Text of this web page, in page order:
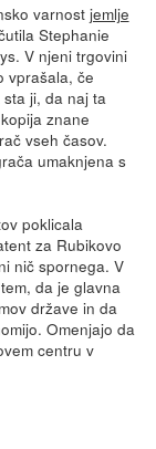
varnost jemlje
Stephanie
V njeni trgovini
vprašala, če
ji, da naj ta
znane
vseh časov.
umaknjena s
poklicala
za Rubikovo
nič spornega. V
da je glavna
države in da
Omenjajo da
centru v